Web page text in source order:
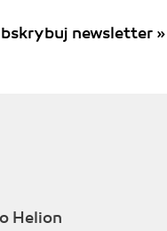
newsletter »
Helion